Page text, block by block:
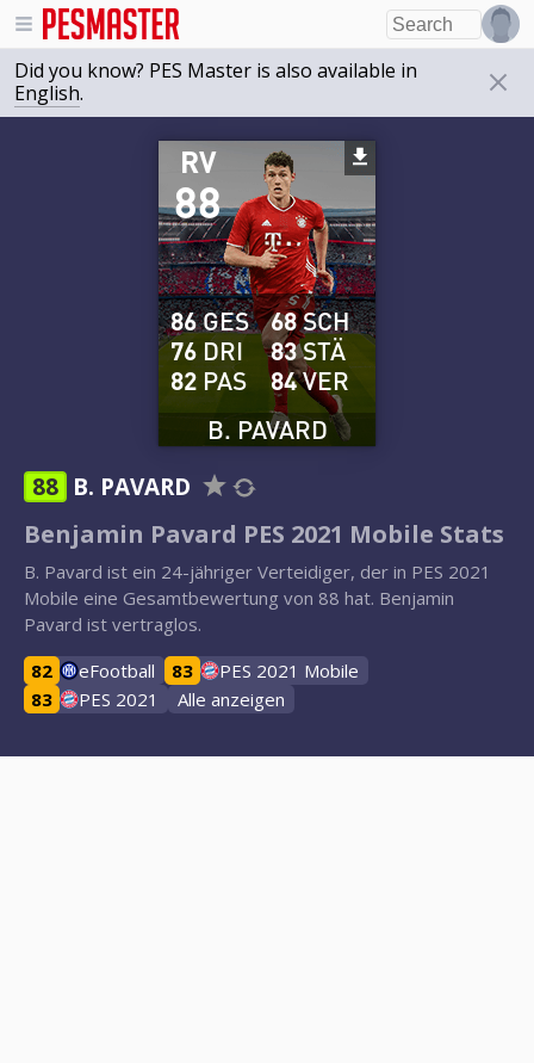
Did you know? PES Master is also available in
English.
88
RV
B. PAVARD
86GES
76 DRI
82 PAS
68SCH
83STÄ
84VER
88 B. PAVARD
Benjamin Pavard PES 2021 Mobile Stats
B. Pavard ist ein 24-jähriger Verteidiger, der in PES 2021
Mobile eine Gesamtbewertung von 88 hat. Benjamin
Pavard ist vertraglos.
82
eFootball 83
PES 2021 Mobile
83
PES 2021 Alle anzeigen